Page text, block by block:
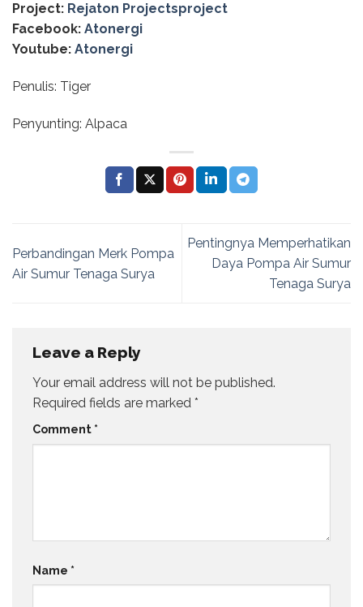
Project: Rejaton Projectsproject
Facebook: Atonergi
Youtube: Atonergi
Penulis: Tiger
Penyunting: Alpaca
Perbandingan Merk Pompa
Air Sumur Tenaga Surya
Pentingnya Memperhatikan
Daya Pompa Air Sumur
Tenaga Surya
Leave a Reply
Your email address will not be published.
Required fields are marked *
Comment *
Name *